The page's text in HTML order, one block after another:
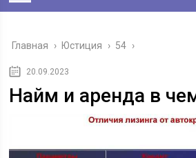
Главная › Юстиция › 54 ›
20.09.2023
Найм и аренда в